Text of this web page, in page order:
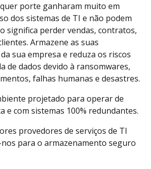
porte ganharam muito em
dos sistemas de TI e não podem
significa perder vendas, contratos,
Armazene as suas
sua empresa e reduza os riscos
de dados devido à ransomwares,
falhas humanas e desastres.
projetado para operar de
com sistemas 100% redundantes.
provedores de serviços de TI
para o armazenamento seguro